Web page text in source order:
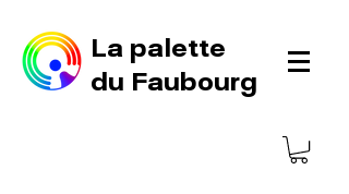
La palette
du Faubourg